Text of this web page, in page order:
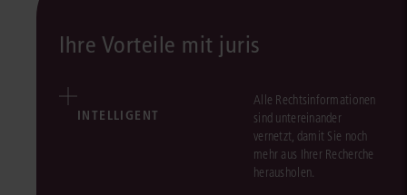
Ihre Vorteile mit juris
INTELLIGENT
Alle Rechtsinformationen
sind untereinander
vernetzt, damit Sie noch
mehr aus Ihrer Recherche
herausholen.